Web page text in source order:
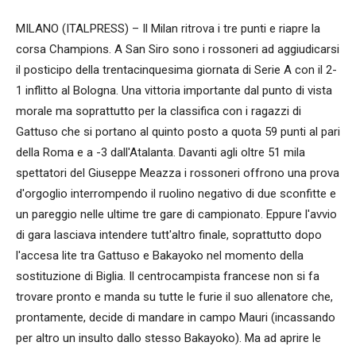
MILANO (ITALPRESS) – Il Milan ritrova i tre punti e riapre la
corsa Champions. A San Siro sono i rossoneri ad aggiudicarsi
il posticipo della trentacinquesima giornata di Serie A con il 2-
1 inflitto al Bologna. Una vittoria importante dal punto di vista
morale ma soprattutto per la classifica con i ragazzi di
Gattuso che si portano al quinto posto a quota 59 punti al pari
della Roma e a -3 dall'Atalanta. Davanti agli oltre 51 mila
spettatori del Giuseppe Meazza i rossoneri offrono una prova
d'orgoglio interrompendo il ruolino negativo di due sconfitte e
un pareggio nelle ultime tre gare di campionato. Eppure l'avvio
di gara lasciava intendere tutt'altro finale, soprattutto dopo
l'accesa lite tra Gattuso e Bakayoko nel momento della
sostituzione di Biglia. Il centrocampista francese non si fa
trovare pronto e manda su tutte le furie il suo allenatore che,
prontamente, decide di mandare in campo Mauri (incassando
per altro un insulto dallo stesso Bakayoko). Ma ad aprire le